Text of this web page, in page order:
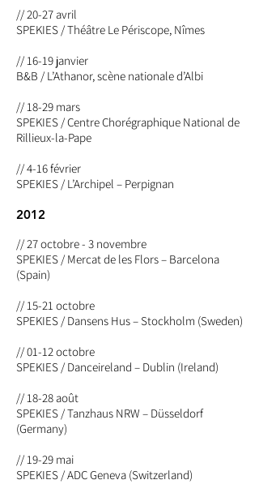
// 20-27 avril
SPEKIES / Théâtre Le Périscope, Nîmes
// 16-19 janvier
B&B / L’Athanor, scène nationale d’Albi
// 18-29 mars
SPEKIES / Centre Chorégraphique National de
Rillieux-la-Pape
// 4-16 février
SPEKIES / L’Archipel – Perpignan
2012
// 27 octobre - 3 novembre
SPEKIES / Mercat de les Flors – Barcelona
(Spain)
// 15-21 octobre
SPEKIES / Dansens Hus – Stockholm (Sweden)
// 01-12 octobre
SPEKIES / Danceireland – Dublin (Ireland)
// 18-28 août
SPEKIES / Tanzhaus NRW – Düsseldorf
(Germany)
// 19-29 mai
SPEKIES / ADC Geneva (Switzerland)